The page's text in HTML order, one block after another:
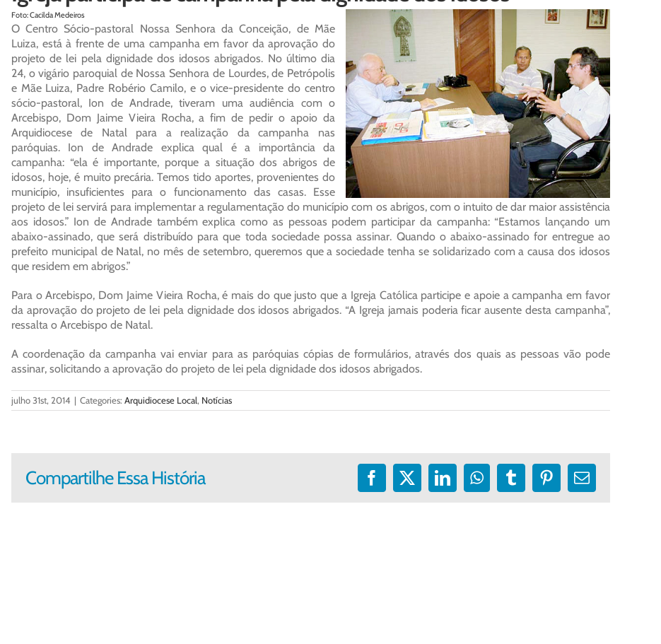
Foto: Cacilda Medeiros
O Centro Sócio-pastoral Nossa Senhora da Conceição, de Mãe
Luiza, está à frente de uma campanha em favor da aprovação do
projeto de lei pela dignidade dos idosos abrigados. No último dia
24, o vigário paroquial de Nossa Senhora de Lourdes, de Petrópolis
e Mãe Luiza, Padre Robério Camilo, e o vice-presidente do centro
sócio-pastoral, Ion de Andrade, tiveram uma audiência com o
Arcebispo, Dom Jaime Vieira Rocha, a fim de pedir o apoio da
Arquidiocese de Natal para a realização da campanha nas
paróquias. Ion de Andrade explica qual é a importância da
campanha: “ela é importante, porque a situação dos abrigos de
idosos, hoje, é muito precária. Temos tido aportes, provenientes do
município, insuficientes para o funcionamento das casas. Esse
projeto de lei servirá para implementar a regulamentação do município com os abrigos, com o intuito de dar maior assistência
aos idosos.” Ion de Andrade também explica como as pessoas podem participar da campanha: “Estamos lançando um
abaixo-assinado, que será distribuído para que toda sociedade possa assinar. Quando o abaixo-assinado for entregue ao
prefeito municipal de Natal, no mês de setembro, queremos que a sociedade tenha se solidarizado com a causa dos idosos
que residem em abrigos.”
Para o Arcebispo, Dom Jaime Vieira Rocha, é mais do que justo que a Igreja Católica participe e apoie a campanha em favor
da aprovação do projeto de lei pela dignidade dos idosos abrigados. “A Igreja jamais poderia ficar ausente desta campanha”,
ressalta o Arcebispo de Natal.
A coordenação da campanha vai enviar para as paróquias cópias de formulários, através dos quais as pessoas vão pode
assinar, solicitando a aprovação do projeto de lei pela dignidade dos idosos abrigados.
julho 31st, 2014 | Categories: Arquidiocese Local, Notícias
Compartilhe Essa História Facebook
X LinkedInWhatsApp
TumblrPinterest
E-